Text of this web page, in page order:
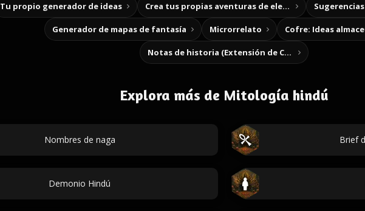
Tu propio generador de ideas Crea tus propias aventuras de elección
Generador de mapas de fantasía Microrrelato Cofre: Ideas
Notas de historia (Extensión de Chrome)
Explora más de Mitología hindú
Nombres de naga Brief
Demonio Hindú